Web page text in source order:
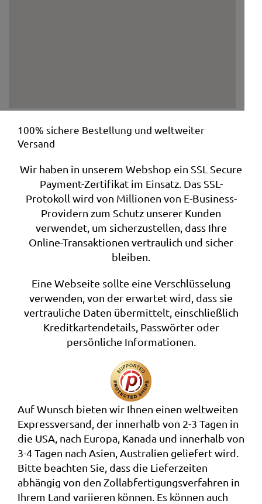
100% sichere Bestellung und weltweiter
Versand
Wir haben in unserem Webshop ein SSL Secure
Payment-Zertifikat im Einsatz. Das SSL-
Protokoll wird von Millionen von E-Business-
Providern zum Schutz unserer Kunden
verwendet, um sicherzustellen, dass Ihre
Online-Transaktionen vertraulich und sicher
bleiben.
Eine Webseite sollte eine Verschlüsselung
verwenden, von der erwartet wird, dass sie
vertrauliche Daten übermittelt, einschließlich
Kreditkartendetails, Passwörter oder
persönliche Informationen.
Auf Wunsch bieten wir Ihnen einen weltweiten
Expressversand, der innerhalb von 2-3 Tagen in
die USA, nach Europa, Kanada und innerhalb von
3-4 Tagen nach Asien, Australien geliefert wird.
Bitte beachten Sie, dass die Lieferzeiten
abhängig von den Zollabfertigungsverfahren in
Ihrem Land variieren können. Es können auch